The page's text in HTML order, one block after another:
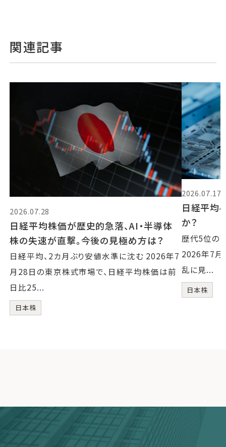
関連記事
2026.07.28
日経平均株価が歴史的急落、AI・半導体
株の失速が直撃。今後の見極め方は？
日経平均、2カ月ぶり安値水準に沈む 2026年7
月28日の東京株式市場で、日経平均株価は前
日比25...
日本株
2026.07.17
日経平均
か？
歴代5位の
2026年7月
乱に見...
日本株